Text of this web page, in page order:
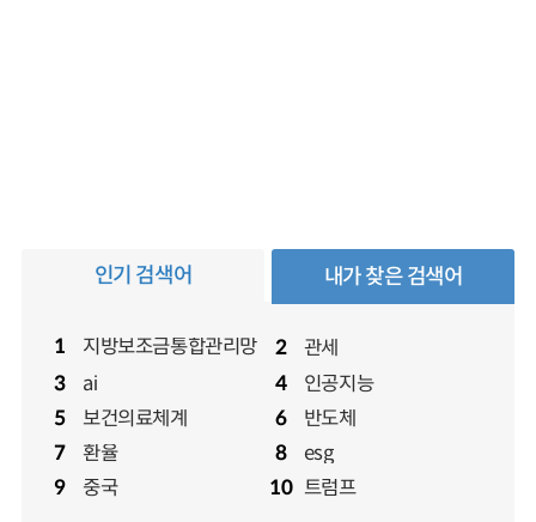
인기 검색어
1 지방보조금통합관리망 2
관세
3
ai 4
인공지능
5
보건의료체계 6
반도체
7
환율 8
esg
9
중국 10 트럼프
내가 찾은 검색어